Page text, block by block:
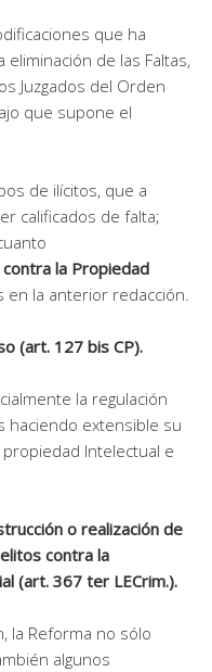
que ha
de las Faltas,
Juzgados del Orden
que supone el
de ilícitos, que a
calificados de falta;
la Propiedad
en la anterior redacción.
(art. 127 bis CP).
la regulación
haciendo extensible su
Intelectual e
o realización de
contra la
(art. 367 ter LECrim.).
la Reforma no sólo
algunos